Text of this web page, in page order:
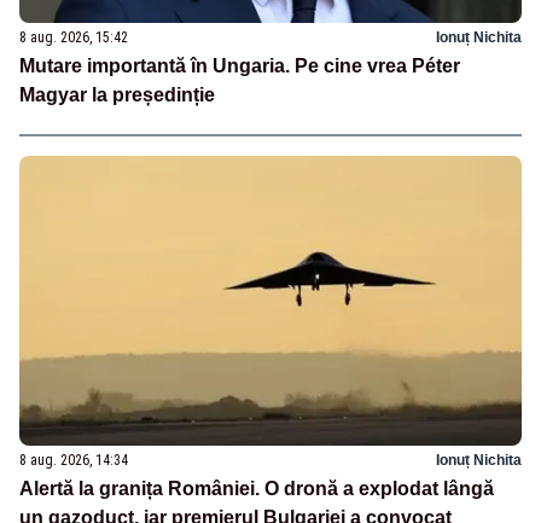
8 aug. 2026, 15:42 Ionuț Nichita
Mutare importantă în Ungaria. Pe cine vrea Péter
Magyar la președinție
8 aug. 2026, 14:34 Ionuț Nichita
Alertă la granița României. O dronă a explodat lângă
un gazoduct, iar premierul Bulgariei a convocat